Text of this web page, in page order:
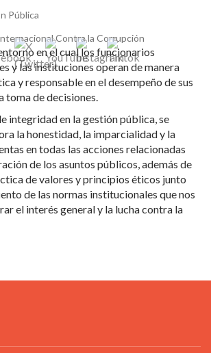
Pública
Contra la Corrupción
en el cual los funcionarios
y las instituciones operan de manera
y responsable en el desempeño de sus
toma de decisiones.
integridad en la gestión pública, se
la honestidad, la imparcialidad y la
en todas las acciones relacionadas
de los asuntos públicos, además de
de valores y principios éticos junto
de las normas institucionales que nos
el interés general y la lucha contra la